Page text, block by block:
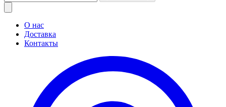
О нас
Доставка
Контакты